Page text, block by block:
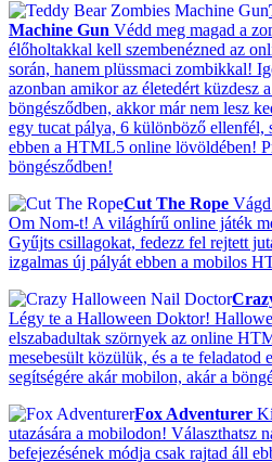
Machine Gun Védd meg magad a
élőholtakkal kell szembenézned az
során, hanem plüssmaci zombikkal!
azonban amikor az életedért küzdesz
böngésződben, akkor már nem lesz
egy tucat pálya, 6 különböző ellenfél,
ebben a HTML5 online lövöldében!
böngésződben!
Cut The Rope Vágd
Om Nom-t! A világhírű online játék
Gyűjts csillagokat, fedezz fel rejtett
izgalmas új pályát ebben a mobilos
Légy te a Halloween Doktor!
elszabadultak szörnyek az online
mesebesült közülük, és a te feladatod
segítségére akár mobilon, akár a
Fox Adventurer
utazására a mobilodon! Választhatsz
befejezésének módja csak rajtad áll